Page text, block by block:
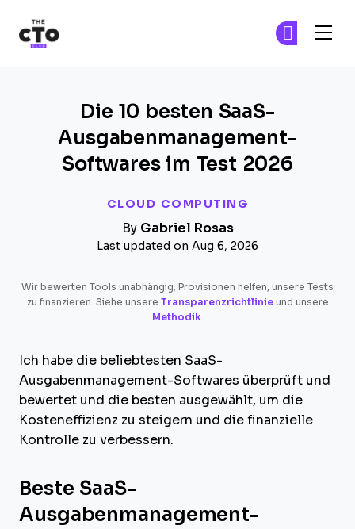
CLOUD COMPUTING
Die 10 besten SaaS-
Ausgabenmanagement-
Softwares im Test 2026
By Gabriel Rosas
Last updated on Aug 6, 2026
Wir bewerten Tools unabhängig; Provisionen helfen, unsere Tests
zu finanzieren. Siehe unsere Transparenzrichtlinieund unsere
Methodik.
Ich habe die beliebtesten SaaS-
Ausgabenmanagement-Softwares überprüft und
bewertet und die besten ausgewählt, um die
Kosteneffizienz zu steigern und die finanzielle
Kontrolle zu verbessern.
Beste SaaS-
Ausgabenmanagement-